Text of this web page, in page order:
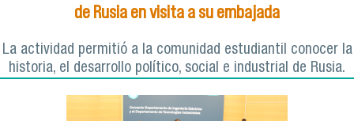
de Rusia en visita a su embajada
La actividad permitió a la comunidad estudiantil conocer la
historia, el desarrollo político, social e industrial de Rusia.